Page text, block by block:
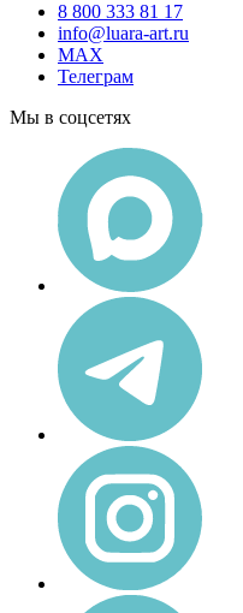
8 800 333 81 17
info@luara-art.ru
MAX
Телеграм
Мы в соцсетях